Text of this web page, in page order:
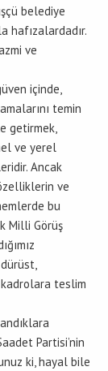
belediye
hafızalardadır.
ve
içinde,
temin
getirmek,
ve yerel
Ancak
ve
bu
Milli Görüş
teslim
Partisi’nin
ki, hayal bile